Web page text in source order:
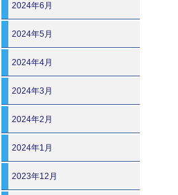
2024年6月
2024年5月
2024年4月
2024年3月
2024年2月
2024年1月
2023年12月